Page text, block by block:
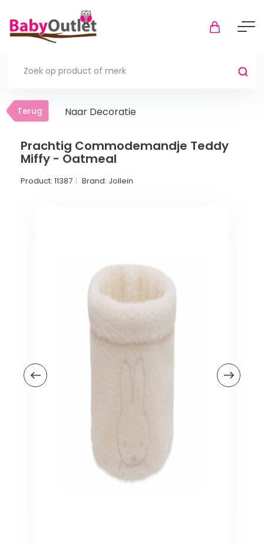
Terug
Thuis
Veiligheid in en om huis
Kinderstoelen
Terug Naar Decoratie
Prachtig Commodemandje Teddy
Miffy - Oatmeal
Product: 11387 Brand: Jollein